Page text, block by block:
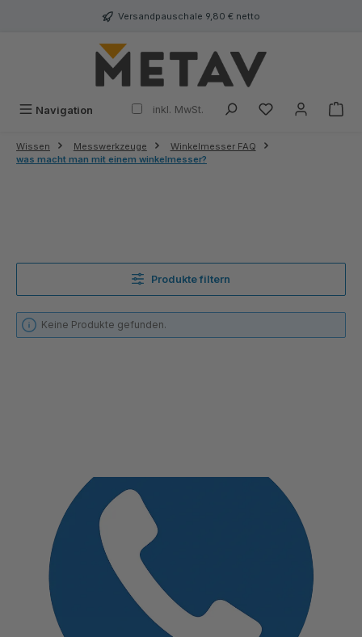
Versandpauschale 9,80 € netto
Navigation inkl. MwSt.
Wissen Messwerkzeuge
Winkelmesser FAQ
was macht man mit einem winkelmesser?
Produkte filtern
Keine Produkte gefunden.